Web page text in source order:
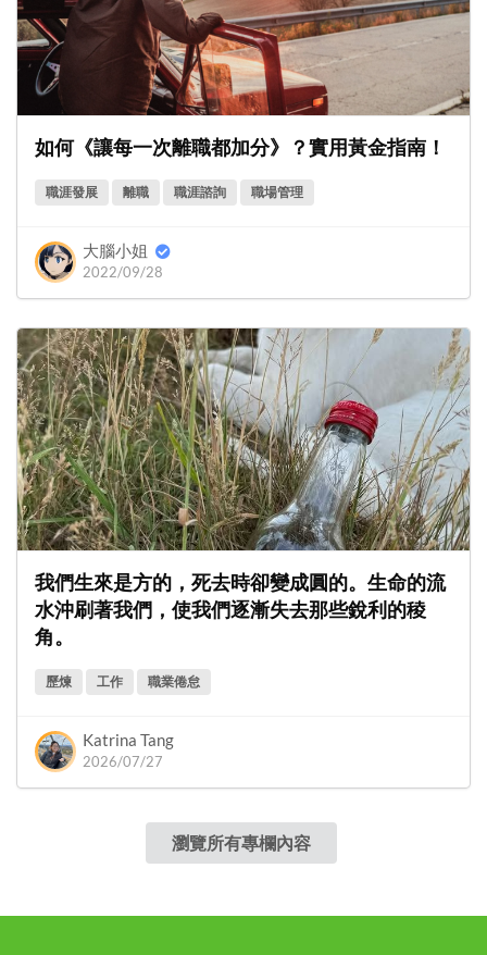
如何《讓每一次離職都加分》？實用黃金指南！
職涯發展 離職 職涯諮詢 職場管理
大腦小姐
2022/09/28
我們生來是方的，死去時卻變成圓的。生命的流
水沖刷著我們，使我們逐漸失去那些銳利的稜
角。
歷煉 工作 職業倦怠
Katrina Tang
2026/07/27
瀏覽所有專欄內容